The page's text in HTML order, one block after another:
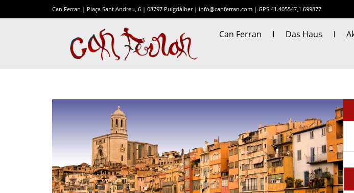
Can Ferran | Plaça Sant Andreu, 6 | 08797 Puigdàlber | info@canferran.com | GPS 41.405547,1.699877
Can Ferran Das Haus